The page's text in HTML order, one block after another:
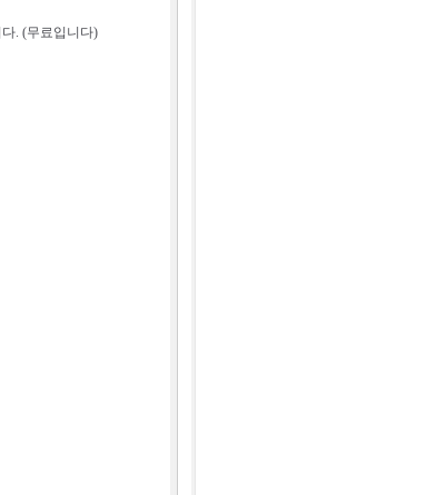
. (무료입니다)